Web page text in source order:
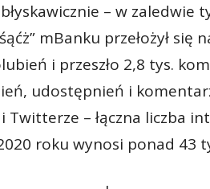
– w zaledwie
mBanku przełożył się
i przeszło 2,8 tys.
udostępnień i
Twitterze – łączna liczba
roku wynosi ponad 43